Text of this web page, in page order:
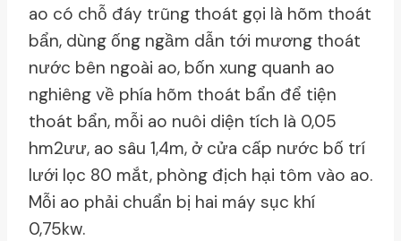
ao có chỗ đáy trũng thoát gọi là hõm thoát
bẩn, dùng ống ngầm dẫn tới mương thoát
nước bên ngoài ao, bốn xung quanh ao
nghiêng về phía hõm thoát bẩn để tiện
thoát bẩn, mỗi ao nuôi diện tích là 0,05
hm2ưư, ao sâu 1,4m, ở cửa cấp nước bố trí
lưới lọc 80 mắt, phòng địch hại tôm vào ao.
Mỗi ao phải chuẩn bị hai máy sục khí
0,75kw.